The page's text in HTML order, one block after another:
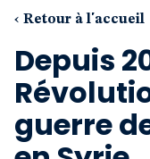
‹ Retour à l'accueil
Depuis
guerre